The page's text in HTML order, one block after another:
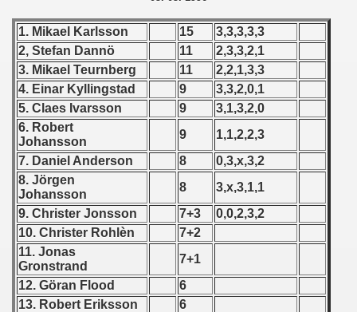
1. Mikael Karlsson 15
3,3,3,3,3
2, Stefan Dannö
11
2,3,3,2,1
3. Mikael Teurnberg
11
2,2,1,3,3
4. Einar Kyllingstad
9
3,3,2,0,1
5. Claes Ivarsson
9
3,1,3,2,0
6. Robert
Johansson
9
1,1,2,2,3
7. Daniel Anderson
8
0,3,x,3,2
8. Jörgen
Johansson
8
3,x,3,1,1
9. Christer Jonsson
7+3
0,0,2,3,2
10. Christer Rohlèn
7+2
11. Jonas
Gronstrand
7+1
12. Göran Flood
6
13. Robert Eriksson
6
- 1961
- 1962
- 1963
- 1964
- 1965
- 1966
- 1967
- 1968
- 1969